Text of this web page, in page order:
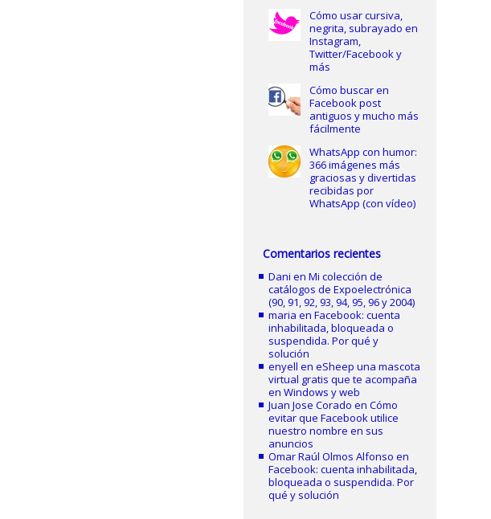
Cómo usar cursiva,
negrita, subrayado en
Instagram,
Twitter/Facebook y
más
Cómo buscar en
Facebook post
antiguos y mucho más
fácilmente
WhatsApp con humor:
366 imágenes más
graciosas y divertidas
recibidas por
WhatsApp (con vídeo)
Comentarios recientes
Dani enMi colección de
catálogos de Expoelectrónica
(90, 91, 92, 93, 94, 95, 96 y 2004)
maria enFacebook: cuenta
inhabilitada, bloqueada o
suspendida. Por qué y
solución
enyell eneSheep una mascota
virtual gratis que te acompaña
en Windows y web
Juan Jose Corado enCómo
evitar que Facebook utilice
nuestro nombre en sus
anuncios
Omar Raúl Olmos Alfonso en
Facebook: cuenta inhabilitada,
bloqueada o suspendida. Por
qué y solución